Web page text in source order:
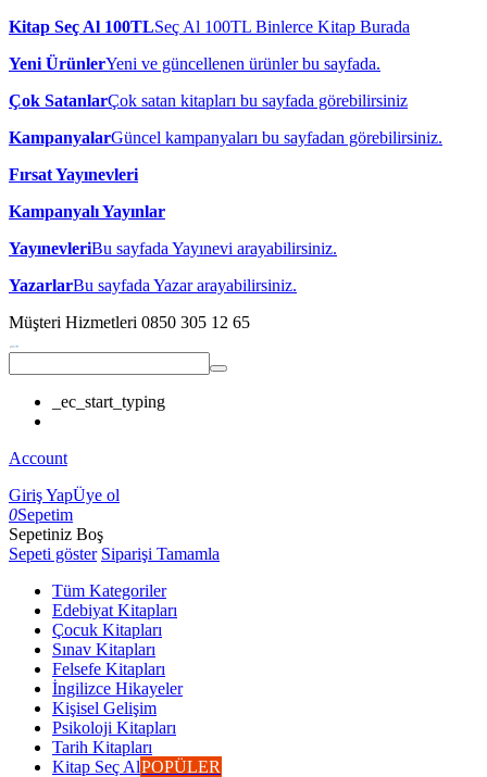
Kitap Seç Al 100TLSeç Al 100TL Binlerce Kitap Burada
Yeni ÜrünlerYeni ve güncellenen ürünler bu sayfada.
Çok SatanlarÇok satan kitapları bu sayfada görebilirsiniz
KampanyalarGüncel kampanyaları bu sayfadan görebilirsiniz.
Fırsat Yayınevleri
Kampanyalı Yayınlar
YayınevleriBu sayfada Yayınevi arayabilirsiniz.
YazarlarBu sayfada Yazar arayabilirsiniz.
Müşteri Hizmetleri 0850 305 12 65
_ec_start_typing
Account
Giriş YapÜye ol
0Sepetim
Sepetiniz Boş
Sepeti göster Siparişi Tamamla
Tüm Kategoriler
Edebiyat Kitapları
Çocuk Kitapları
Sınav Kitapları
Felsefe Kitapları
İngilizce Hikayeler
Kişisel Gelişim
Psikoloji Kitapları
Tarih Kitapları
Kitap Seç AlPOPÜLER